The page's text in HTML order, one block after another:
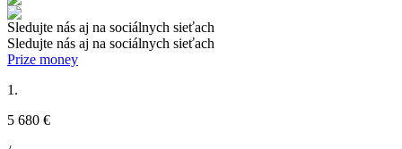
Sledujte nás aj na sociálnych sieťach
Sledujte nás aj na sociálnych sieťach
Prize money
1.
5 680 €